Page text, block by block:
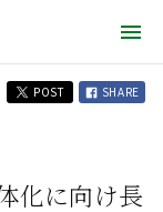
POST SHARE
化に向け長